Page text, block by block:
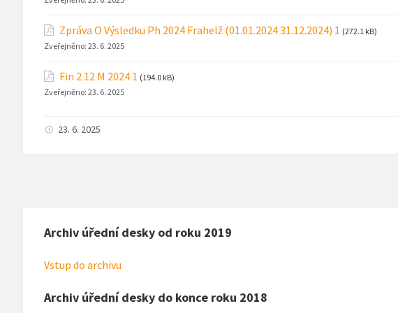
Zpráva O Výsledku Ph 2024 Frahelž (01.01.2024 31.12.2024) 1 (272.1 kB)
Zveřejněno: 23. 6. 2025
Fin 2 12 M 2024 1 (194.0 kB)
Zveřejněno: 23. 6. 2025
23. 6. 2025
Archiv úřední desky od roku 2019
Vstup do archivu
Archiv úřední desky do konce roku 2018